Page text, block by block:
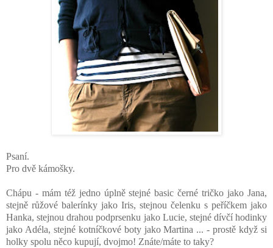
Psaní.
Pro dvě kámošky.
Chápu - mám též jedno úplně stejné basic černé tričko jako Jana,
stejně růžové balerínky jako Iris, stejnou čelenku s peříčkem jako
Hanka, stejnou drahou podprsenku jako Lucie, stejné dívčí hodinky
jako Adéla, stejné kotníčkové boty jako Martina ... - prostě když si
holky spolu něco kupují, dvojmo! Znáte/máte to taky?